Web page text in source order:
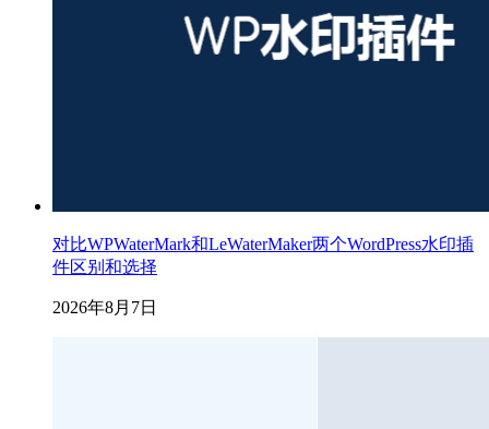
对比WPWaterMark和LeWaterMaker两个WordPress水印插
件区别和选择
2026年8月7日